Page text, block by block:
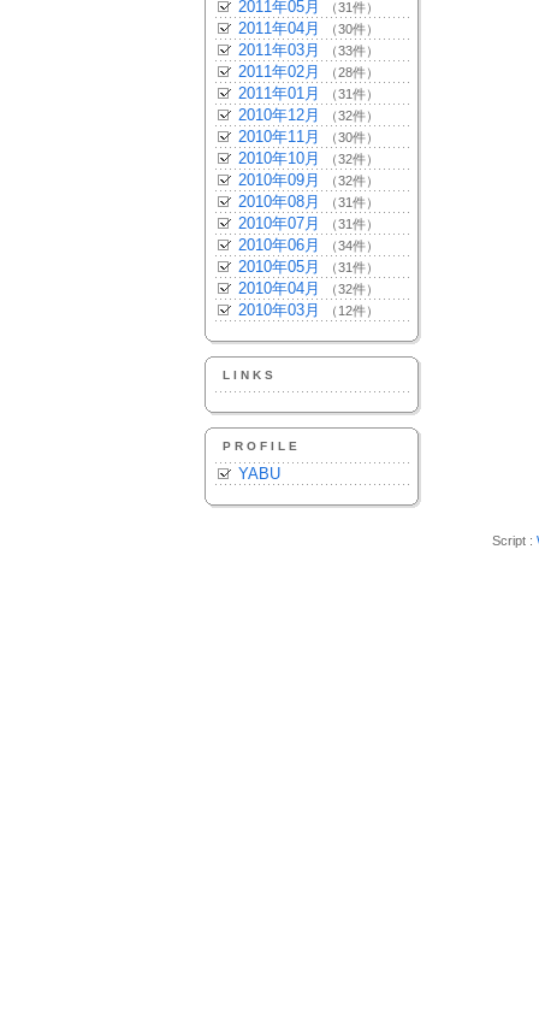
2011年05月 （31件）
2011年04月 （30件）
2011年03月 （33件）
2011年02月 （28件）
2011年01月 （31件）
2010年12月 （32件）
2010年11月 （30件）
2010年10月 （32件）
2010年09月 （32件）
2010年08月 （31件）
2010年07月 （31件）
2010年06月 （34件）
2010年05月 （31件）
2010年04月 （32件）
2010年03月 （12件）
LINKS
PROFILE
YABU
Script :